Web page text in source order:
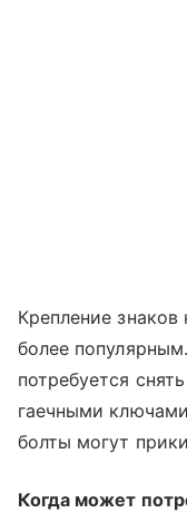
Крепление знаков
более
потребуется
гаечными
болты могут
Когда может